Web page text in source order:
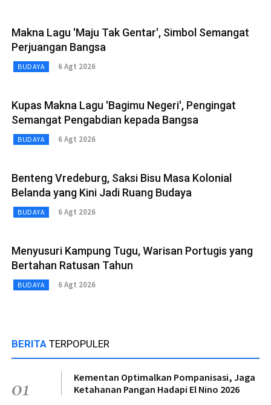
Makna Lagu 'Maju Tak Gentar', Simbol Semangat
Perjuangan Bangsa
BUDAYA 6 Agt 2026
Kupas Makna Lagu 'Bagimu Negeri', Pengingat
Semangat Pengabdian kepada Bangsa
BUDAYA 6 Agt 2026
Benteng Vredeburg, Saksi Bisu Masa Kolonial
Belanda yang Kini Jadi Ruang Budaya
BUDAYA 6 Agt 2026
Menyusuri Kampung Tugu, Warisan Portugis yang
Bertahan Ratusan Tahun
BUDAYA 6 Agt 2026
BERITA TERPOPULER
01
Kementan Optimalkan Pompanisasi, Jaga
Ketahanan Pangan Hadapi El Nino 2026